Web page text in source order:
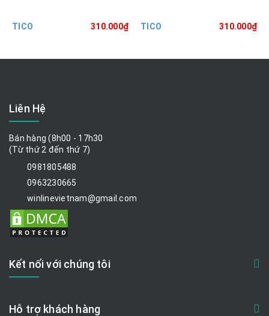
TICO 310.000₫ TICO 310.000₫
Liên Hệ
Bán hàng (8h00 - 17h30
(Từ thứ 2 đến thứ 7)
0981805488
0963230665
winlinevietnam@gmail.com
Kết nối với chúng tôi
Hỗ trợ khách hàng